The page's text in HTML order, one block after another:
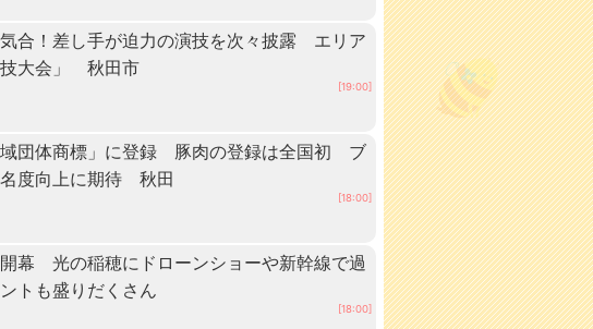
合！差し手が迫力の演技を次々披露 エリア
技大会」 秋田市
[19:00]
域団体商標」に登録 豚肉の登録は全国初 ブ
度向上に期待 秋田
[18:00]
開幕 光の稲穂にドローンショーや新幹線で過
トも盛りだくさん
[18:00]